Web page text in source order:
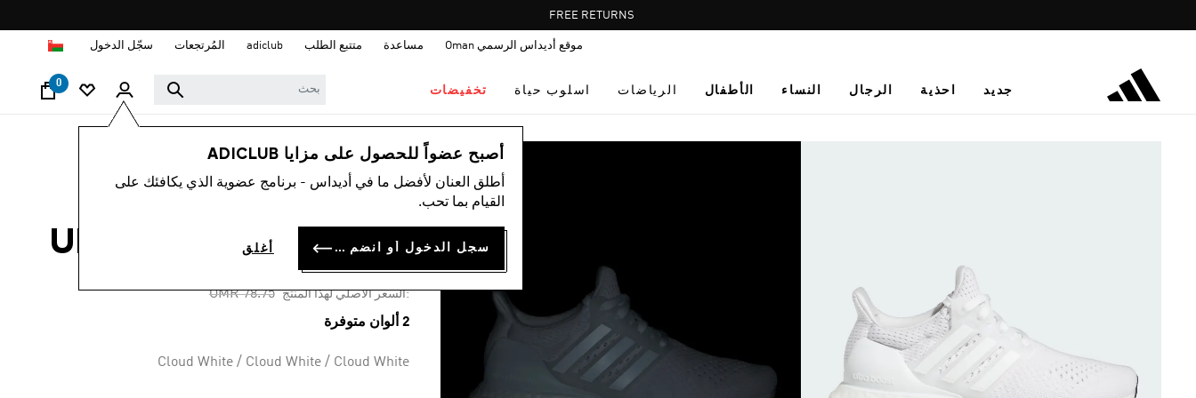
Pause
promotion
FREE RETURNS
موقع أديداس الرسمي Oman مساعدة متتبع الطلب adiclub المُرتجعات سجّل الدخول
جديد احذية الرجال النساء الأطفال الرياضات اسلوب حياة تخفيضات
0
أصبح عضواً للحصول على مزايا ADICLUB
أطلق العنان لأفضل ما في أديداس - برنامج عضوية الذي يكافئك على
القيام بما تحب.
سجل الدخول أو انضم الآن أغلق
الأطفال أحذية
حذاء ULTRABOOST 1.0
OMR 35.44
:السعر الأصلي لهذا المنتج Price reduced from
OMR 78.75
to
2 ألوان متوفرة
Cloud White / Cloud White / Cloud White